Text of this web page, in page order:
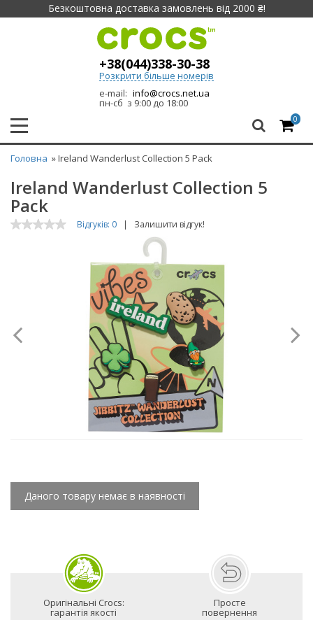
Безкоштовна доставка замовлень від 2000 ₴!
+38(044)338-30-38
Розкрити більше номерів
e-mail: info@crocs.net.ua
пн-сб з 9:00 до 18:00
0
Головна » Ireland Wanderlust Collection 5 Pack
Ireland Wanderlust Collection 5
Pack
Відгуків: 0 | Залишити відгук!
Даного товару немає в наявності
Оригінальні Crocs:
гарантія якості
Просте
повернення